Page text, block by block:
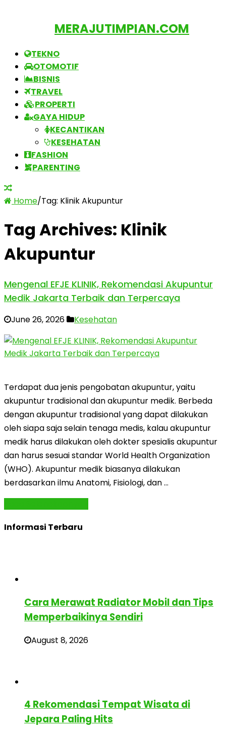
MERAJUTIMPIAN.COM
TEKNO
OTOMOTIF
BISNIS
TRAVEL
PROPERTI
GAYA HIDUP
KECANTIKAN
KESEHATAN
FASHION
PARENTING
Home/Tag: Klinik Akupuntur
Tag Archives: Klinik
Akupuntur
Mengenal EFJE KLINIK, Rekomendasi Akupuntur
Medik Jakarta Terbaik dan Terpercaya
June 26, 2026 Kesehatan
Terdapat dua jenis pengobatan akupuntur, yaitu
akupuntur tradisional dan akupuntur medik. Berbeda
dengan akupuntur tradisional yang dapat dilakukan
oleh siapa saja selain tenaga medis, kalau akupuntur
medik harus dilakukan oleh dokter spesialis akupuntur
dan harus sesuai standar World Health Organization
(WHO). Akupuntur medik biasanya dilakukan
berdasarkan ilmu Anatomi, Fisiologi, dan …
Informasi Terbaru
Cara Merawat Radiator Mobil dan Tips
Memperbaikinya Sendiri
August 8, 2026
4 Rekomendasi Tempat Wisata di
Jepara Paling Hits